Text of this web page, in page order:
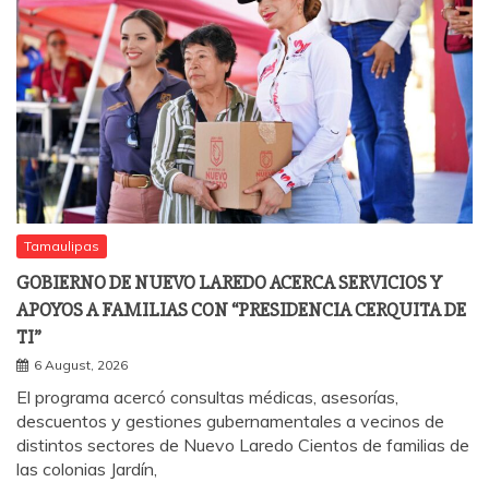
Tamaulipas
GOBIERNO DE NUEVO LAREDO ACERCA SERVICIOS Y
APOYOS A FAMILIAS CON “PRESIDENCIA CERQUITA DE
TI”
6 August, 2026
El programa acercó consultas médicas, asesorías,
descuentos y gestiones gubernamentales a vecinos de
distintos sectores de Nuevo Laredo Cientos de familias de
las colonias Jardín,